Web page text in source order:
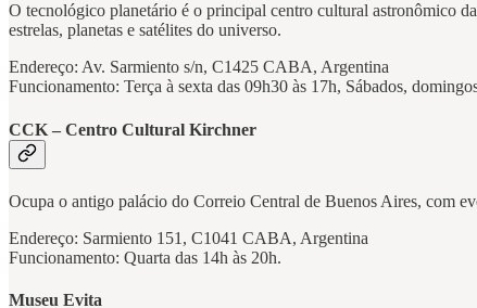
O tecnológico planetário é o principal centro cultural astronômico
estrelas, planetas e satélites do universo.
Endereço: Av. Sarmiento s/n, C1425 CABA, Argentina
Funcionamento: Terça à sexta das 09h30 às 17h, Sábados,
CCK – Centro Cultural Kirchner
Ocupa o antigo palácio do Correio Central de Buenos Aires, com
Endereço: Sarmiento 151, C1041 CABA, Argentina
Funcionamento: Quarta das 14h às 20h.
Museu Evita